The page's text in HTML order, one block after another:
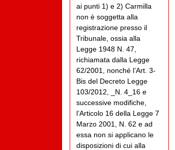
ai punti 1) e 2) Carmilla
non è soggetta alla
registrazione presso il
Tribunale, ossia alla
Legge 1948 N. 47,
richiamata dalla Legge
62/2001, nonché l’Art. 3-
Bis del Decreto Legge
103/2012, _N. 4_16 e
successive modifiche,
l’Articolo 16 della Legge 7
Marzo 2001, N. 62 e ad
essa non si applicano le
disposizioni di cui alla